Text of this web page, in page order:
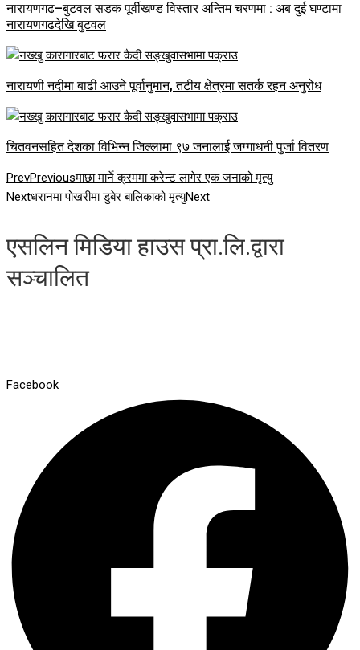
नारायणगढ–बुटवल सडक पूर्वीखण्ड विस्तार अन्तिम चरणमा : अब दुई घण्टामा
नारायणगढदेखि बुटवल
नारायणी नदीमा बाढी आउने पूर्वानुमान, तटीय क्षेत्रमा सतर्क रहन अनुरोध
चितवनसहित देशका विभिन्न जिल्लामा ९७ जनालाई जग्गाधनी पुर्जा वितरण
PrevPreviousमाछा मार्ने क्रममा करेन्ट लागेर एक जनाको मृत्यु
Nextधरानमा पोखरीमा डुबेर बालिकाको मृत्युNext
एसलिन मिडिया हाउस प्रा.लि.द्वारा
सञ्चालित
Facebook